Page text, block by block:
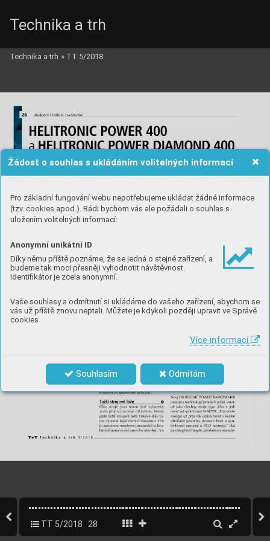
Žádost o souhlas s ukládáním volitelných informací
Pro základní fungování webu nepotřebujeme ukládat žádné informace
(tzv. cookies apod.). Rádi bychom vás ale požádali o souhlas s
uložením volitelných informací:
Anonymní unikátní ID
Díky němu příště poznáme, že se jedná o stejné zařízení, a
budeme tak moci přesněji vyhodnotit návštěvnost.
Identifikátor je zcela anonymní.
Vaše souhlasy a odmítnutí si ukládáme do vašeho zařízení, abychom se
vás už příště znovu neptali. Můžete je kdykoli později upravit ve Správě
cookies
Více informací
Souhlasím Odmítám
Technika a trh
Technika a trh » TT 5/2018
TT 5/2018 28